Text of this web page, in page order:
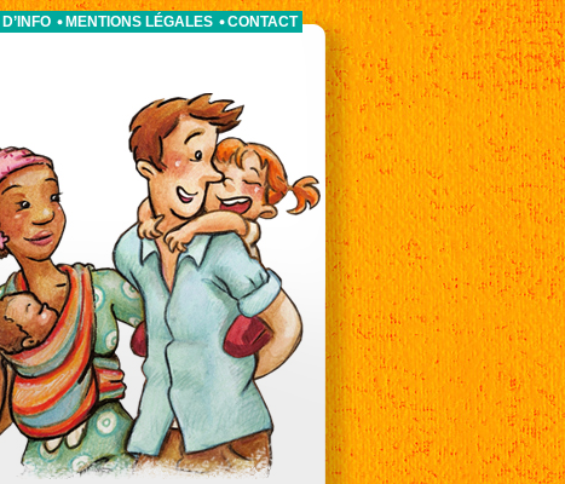
MENTIONS LÉGALES CONTACT